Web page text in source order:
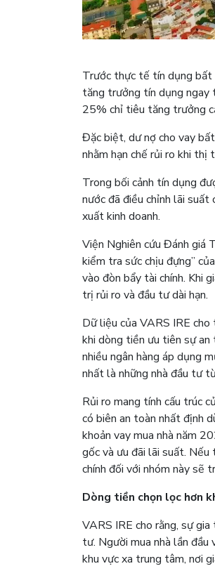
Trước thực tế tín dụng bất
tăng trưởng tín dụng ngay
25% chỉ tiêu tăng trưởng
Đặc biệt, dư nợ cho vay
nhằm hạn chế rủi ro khi
Trong bối cảnh tín dụng
nước đã điều chỉnh lãi
xuất kinh doanh.
Viện Nghiên cứu Đánh giá
kiểm tra sức chịu đựng”
vào đòn bẩy tài chính. Khi
trị rủi ro và đầu tư dài hạn.
Dữ liệu của VARS IRE
khi dòng tiền ưu tiên sự an
nhiều ngân hàng áp dụng
nhất là những nhà đầu tư
Rủi ro mang tính cấu trúc
có biên an toàn nhất định
khoản vay mua nhà năm
gốc và ưu đãi lãi suất.
chính đối với nhóm này sẽ
Dòng tiền chọn lọc hơn
VARS IRE cho rằng, sự
tư. Người mua nhà lần đầu
khu vực xa trung tâm, nơi